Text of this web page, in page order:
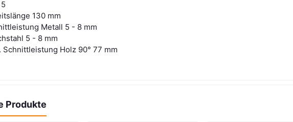
130 mm
Metall 5 - 8 mm
5 - 8 mm
Schnittleistung Holz 90° 77 mm
Produkte